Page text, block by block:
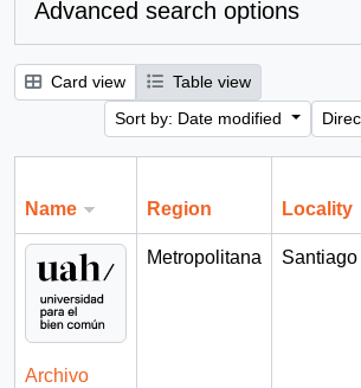
Advanced search options
Card view
Table view
Sort by: Date modified
Name Region Locality
Archivo
Metropolitana
Santiago